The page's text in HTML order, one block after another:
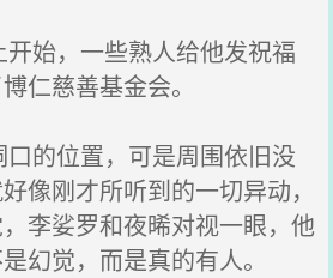
始，一些熟人给他发祝福
仁慈善基金会。
的位置，可是周围依旧没
像刚才所听到的一切异动，
李娑罗和夜晞对视一眼，他
幻觉，而是真的有人。